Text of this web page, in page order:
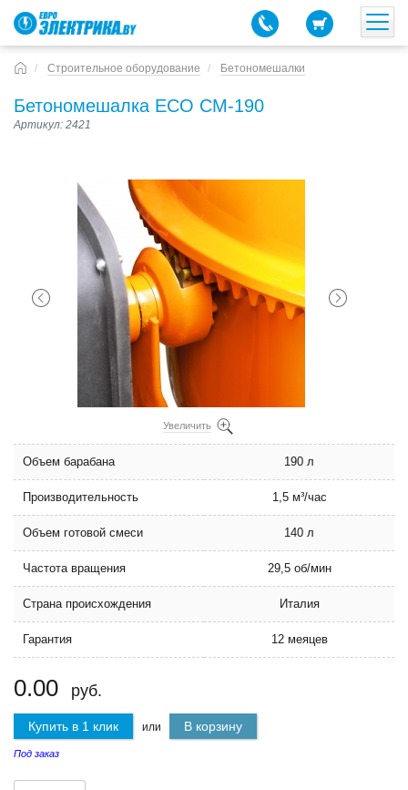
Строительное оборудование Бетономешалки
Бетономешалка ECO CM-190
Артикул: 2421
Увеличить
Объем барабана 190 л
Производительность 1,5 м³/час
Объем готовой смеси 140 л
Частота вращения 29,5 об/мин
Страна происхождения Италия
Гарантия 12 меяцев
0.00 руб.
Купить в 1 клик или В корзину
Под заказ